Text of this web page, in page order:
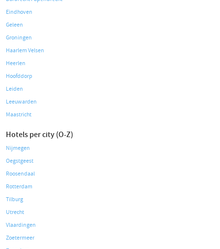
Eindhoven
Geleen
Groningen
Haarlem Velsen
Heerlen
Hoofddorp
Leiden
Leeuwarden
Maastricht
Hotels per city (O-Z)
Nijmegen
Oegstgeest
Roosendaal
Rotterdam
Tilburg
Utrecht
Vlaardingen
Zoetermeer